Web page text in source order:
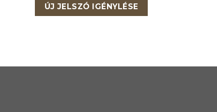
ÚJ JELSZÓ IGÉNYLÉSE